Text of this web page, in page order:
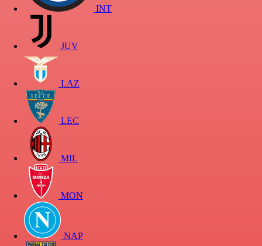
INT
JUV
LAZ
LEC
MIL
MON
NAP